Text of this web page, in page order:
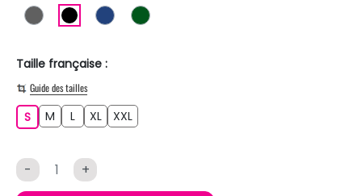
GRIS FONCE
NOIR BLEU FONCEVERT FONCE
Taille française :
Guide des tailles
SS M L XL XXL
- +